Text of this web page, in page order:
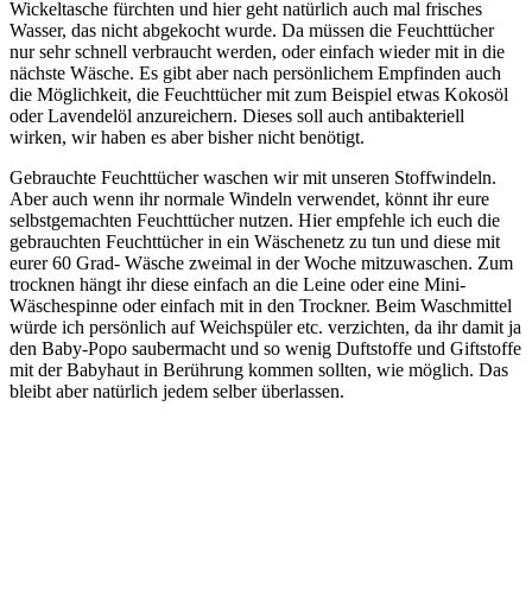
Wickeltasche fürchten und hier geht natürlich auch mal frisches
Wasser, das nicht abgekocht wurde. Da müssen die Feuchttücher
nur sehr schnell verbraucht werden, oder einfach wieder mit in die
nächste Wäsche. Es gibt aber nach persönlichem Empfinden auch
die Möglichkeit, die Feuchttücher mit zum Beispiel etwas Kokosöl
oder Lavendelöl anzureichern. Dieses soll auch antibakteriell
wirken, wir haben es aber bisher nicht benötigt.
Gebrauchte Feuchttücher waschen wir mit unseren Stoffwindeln.
Aber auch wenn ihr normale Windeln verwendet, könnt ihr eure
selbstgemachten Feuchttücher nutzen. Hier empfehle ich euch die
gebrauchten Feuchttücher in ein Wäschenetz zu tun und diese mit
eurer 60 Grad- Wäsche zweimal in der Woche mitzuwaschen. Zum
trocknen hängt ihr diese einfach an die Leine oder eine Mini-
Wäschespinne oder einfach mit in den Trockner. Beim Waschmittel
würde ich persönlich auf Weichspüler etc. verzichten, da ihr damit ja
den Baby-Popo saubermacht und so wenig Duftstoffe und Giftstoffe
mit der Babyhaut in Berührung kommen sollten, wie möglich. Das
bleibt aber natürlich jedem selber überlassen.